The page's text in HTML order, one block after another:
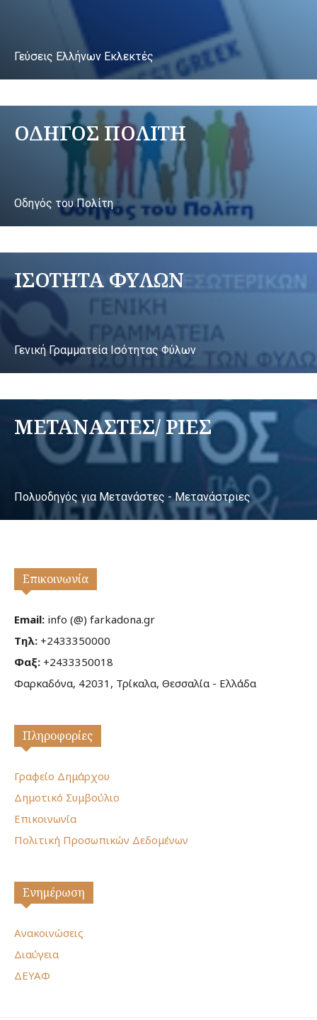
Γεύσεις Ελλήνων Εκλεκτές
ΟΔΗΓΟΣ ΠΟΛΙΤΗ
Οδηγός του Πολίτη
ΙΣΟΤΗΤΑ ΦΥΛΩΝ
Γενική Γραμματεία Ισότητας Φύλων
ΜΕΤΑΝΑΣΤΕΣ/ ΡΙΕΣ
Πολυοδηγός για Μετανάστες - Μετανάστριες
Επικοινωνία
Email: info (@) farkadona.gr
Τηλ: +2433350000
Φαξ: +2433350018
Φαρκαδόνα, 42031, Τρίκαλα, Θεσσαλία - Ελλάδα
Πληροφορίες
Γραφείο Δημάρχου
Δημοτικό Συμβούλιο
Επικοινωνία
Πολιτική Προσωπικών Δεδομένων
Ενημέρωση
Ανακοινώσεις
Διαύγεια
ΔΕΥΑΦ